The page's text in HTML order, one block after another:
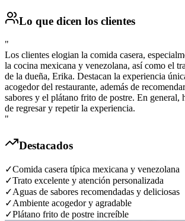
Lo que dicen los clientes
"
Los clientes elogian la comida casera,
la cocina mexicana y venezolana, así como el
de la dueña, Erika. Destacan la experiencia
acogedor del restaurante, además de
sabores y el plátano frito de postre. En general,
de regresar y repetir la experiencia.
"
Destacados
✓Comida casera típica mexicana y venezolana
✓Trato excelente y atención personalizada
✓Aguas de sabores recomendadas y deliciosas
✓Ambiente acogedor y agradable
✓Plátano frito de postre increíble